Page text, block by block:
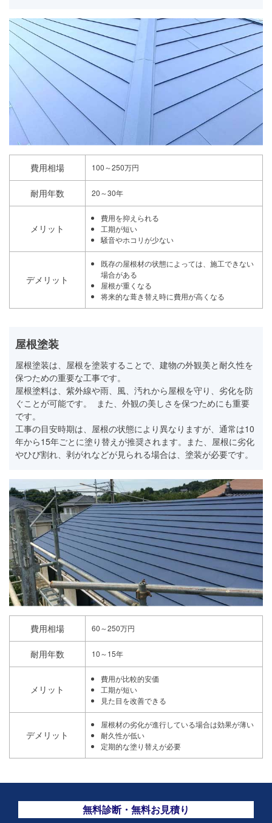
費用相場 100～250万円
耐用年数 20～30年
メリット
費用を抑えられる
工期が短い
騒音やホコリが少ない
デメリット
既存の屋根材の状態によっては、施工できない
場合がある
屋根が重くなる
将来的な葺き替え時に費用が高くなる
屋根塗装
屋根塗装は、屋根を塗装することで、建物の外観美と耐久性を
保つための重要な工事です。
屋根塗料は、紫外線や雨、風、汚れから屋根を守り、劣化を防
ぐことが可能です。 また、外観の美しさを保つためにも重要
です。
工事の目安時期は、屋根の状態により異なりますが、通常は10
年から15年ごとに塗り替えが推奨されます。また、屋根に劣化
やひび割れ、剥がれなどが見られる場合は、塗装が必要です。
費用相場 60～250万円
耐用年数 10～15年
メリット
費用が比較的安価
工期が短い
見た目を改善できる
デメリット
屋根材の劣化が進行している場合は効果が薄い
耐久性が低い
定期的な塗り替えが必要
無料診断・無料お見積り